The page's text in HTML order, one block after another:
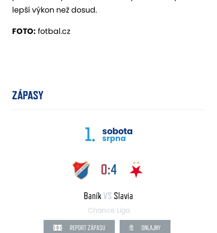
lepší výkon než dosud.
FOTO: fotbal.cz
ZÁPASY
1. sobota
srpna
0:4
BaníkVS Slavia
Chance Liga
REPORT ZÁPASU ONLAJNY